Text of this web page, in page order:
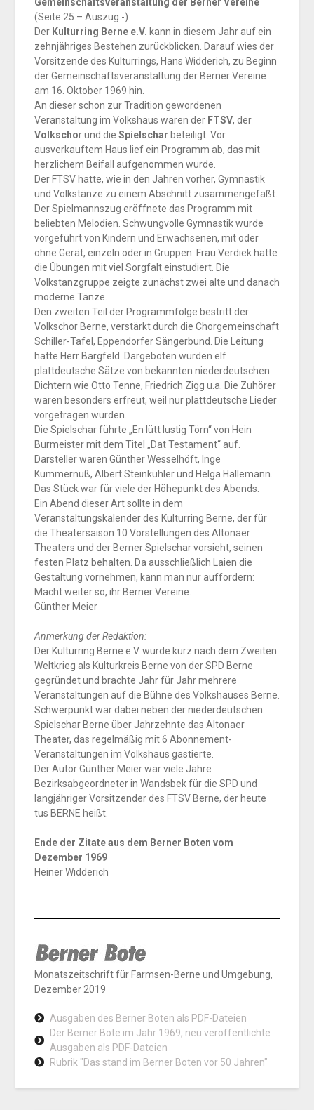
(Seite 25 – Auszug -)
Der Kulturring Berne e.V. kann in diesem Jahr auf ein
zehnjähriges Bestehen zurückblicken. Darauf wies der
Vorsitzende des Kulturrings, Hans Widderich, zu Beginn
der Gemeinschaftsveranstaltung der Berner Vereine
am 16. Oktober 1969 hin.
An dieser schon zur Tradition gewordenen
Veranstaltung im Volkshaus waren der FTSV, der
Volkschor und die Spielschar beteiligt. Vor
ausverkauftem Haus lief ein Programm ab, das mit
herzlichem Beifall aufgenommen wurde.
Der FTSV hatte, wie in den Jahren vorher, Gymnastik
und Volkstänze zu einem Abschnitt zusammengefaßt.
Der Spielmannszug eröffnete das Programm mit
beliebten Melodien. Schwungvolle Gymnastik wurde
vorgeführt von Kindern und Erwachsenen, mit oder
ohne Gerät, einzeln oder in Gruppen. Frau Verdiek hatte
die Übungen mit viel Sorgfalt einstudiert. Die
Volkstanzgruppe zeigte zunächst zwei alte und danach
moderne Tänze.
Den zweiten Teil der Programmfolge bestritt der
Volkschor Berne, verstärkt durch die Chorgemeinschaft
Schiller-Tafel, Eppendorfer Sängerbund. Die Leitung
hatte Herr Bargfeld. Dargeboten wurden elf
plattdeutsche Sätze von bekannten niederdeutschen
Dichtern wie Otto Tenne, Friedrich Zigg u.a. Die Zuhörer
waren besonders erfreut, weil nur plattdeutsche Lieder
vorgetragen wurden.
Die Spielschar führte „En lütt lustig Törn“ von Hein
Burmeister mit dem Titel „Dat Testament“ auf.
Darsteller waren Günther Wesselhöft, Inge
Kummernuß, Albert Steinkühler und Helga Hallemann.
Das Stück war für viele der Höhepunkt des Abends.
Ein Abend dieser Art sollte in dem
Veranstaltungskalender des Kulturring Berne, der für
die Theatersaison 10 Vorstellungen des Altonaer
Theaters und der Berner Spielschar vorsieht, seinen
festen Platz behalten. Da ausschließlich Laien die
Gestaltung vornehmen, kann man nur auffordern:
Macht weiter so, ihr Berner Vereine.
Günther Meier
Anmerkung der Redaktion:
Der Kulturring Berne e.V. wurde kurz nach dem Zweiten
Weltkrieg als Kulturkreis Berne von der SPD Berne
gegründet und brachte Jahr für Jahr mehrere
Veranstaltungen auf die Bühne des Volkshauses Berne.
Schwerpunkt war dabei neben der niederdeutschen
Spielschar Berne über Jahrzehnte das Altonaer
Theater, das regelmäßig mit 6 Abonnement-
Veranstaltungen im Volkshaus gastierte.
Der Autor Günther Meier war viele Jahre
Bezirksabgeordneter in Wandsbek für die SPD und
langjähriger Vorsitzender des FTSV Berne, der heute
tus BERNE heißt.
Ende der Zitate aus dem Berner Boten vom
Dezember 1969
Heiner Widderich
Monatszeitschrift für Farmsen-Berne und Umgebung,
Dezember 2019
Ausgaben des Berner Boten als PDF-Dateien
Der Berner Bote im Jahr 1969, neu veröffentlichte
Ausgaben als PDF-Dateien
Rubrik "Das stand im Berner Boten vor 50 Jahren"